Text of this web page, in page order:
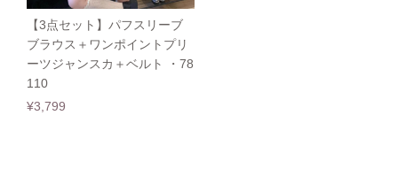
【3点セット】パフスリーブ
ブラウス＋ワンポイントプリ
ーツジャンスカ＋ベルト ・78
110
¥3,799